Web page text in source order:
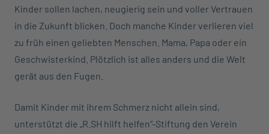
Kinder sollen lachen, neugierig sein und voller Vertrauen
in die Zukunft blicken. Doch manche Kinder verlieren viel
zu früh einen geliebten Menschen. Mama, Papa oder ein
Geschwisterkind. Plötzlich ist alles anders und die Welt
gerät aus den Fugen.
Damit Kinder mit ihrem Schmerz nicht allein sind,
unterstützt die „R.SH hilft helfen“-Stiftung den Verein